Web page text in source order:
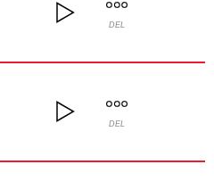
DEL
DEL